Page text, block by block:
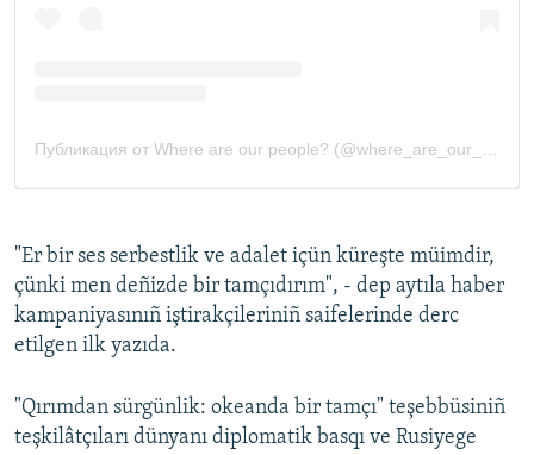
"Er bir ses serbestlik ve adalet içün küreşte müimdir,
çünki men deñizde bir tamçıdırım", - dep aytıla haber
kampaniyasınıñ iştirakçileriniñ saifelerinde derc
etilgen ilk yazıda.
"Qırımdan sürgünlik: okeanda bir tamçı" teşebbüsiniñ
teşkilâtçıları dünyanı diplomatik basqı ve Rusiyege